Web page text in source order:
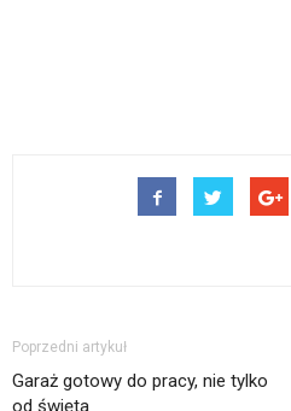
Poprzedni artykuł
Garaż gotowy do pracy, nie tylko
od święta